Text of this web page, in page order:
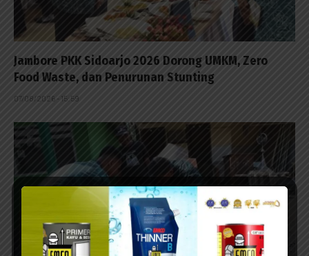
Jambore PKK Sidoarjo 2026 Dorong UMKM, Zero
Food Waste, dan Penurunan Stunting
07/08/2026 - 15:59